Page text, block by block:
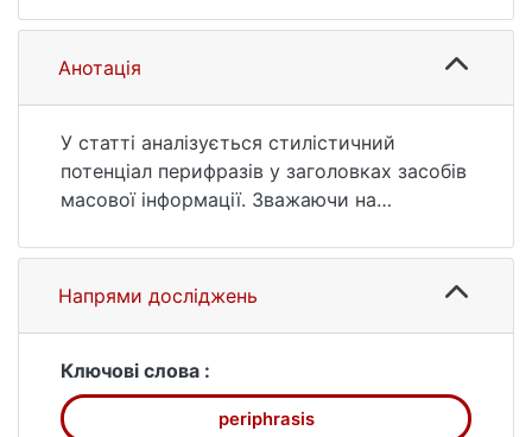
102 (date of access: 26.07.2026).
Анотація
У статті аналізується стилістичний
потенціал перифразів у заголовках засобів
масової інформації. Зважаючи на
текстах мас-медіа, його
поліфункціональну природу, актуальним є
аналіз лінгвістичних особливостей
суголосний його основним функціям,
серед яких: номінативна, інформативна,
експресивна, маніпулятивна, рекламна.
Напрями досліджень
Ключові слова :
periphrasis